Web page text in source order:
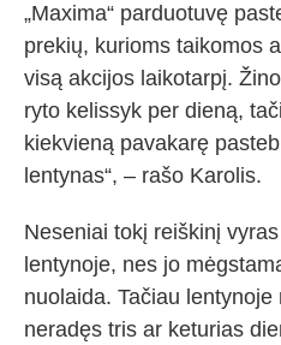
„Maxima“ parduotuvę
prekių, kurioms taikomos
visą akcijos laikotarpį.
ryto kelissyk per dieną,
kiekvieną pavakarę
lentynas“, – rašo Karolis.
Neseniai tokį reiškinį
lentynoje, nes jo
nuolaida. Tačiau
neradęs tris ar keturias